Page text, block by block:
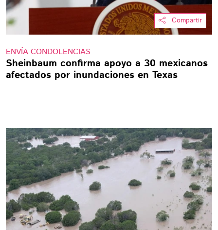
Compartir
ENVÍA CONDOLENCIAS
Sheinbaum confirma apoyo a 30 mexicanos
afectados por inundaciones en Texas